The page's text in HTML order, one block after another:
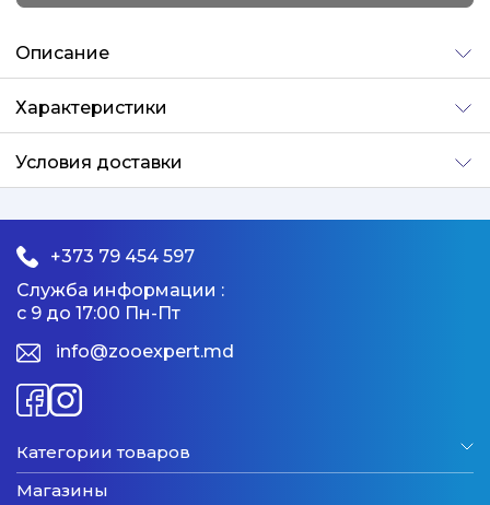
Описание
Характеристики
Условия доставки
+373 79 454 597
Служба информации :
с 9 до 17:00 Пн-Пт
info@zooexpert.md
Категории товаров
Магазины